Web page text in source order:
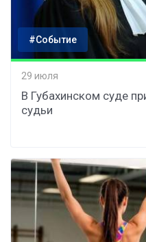
#Событие
29 июля
В Губахинском суде
судьи